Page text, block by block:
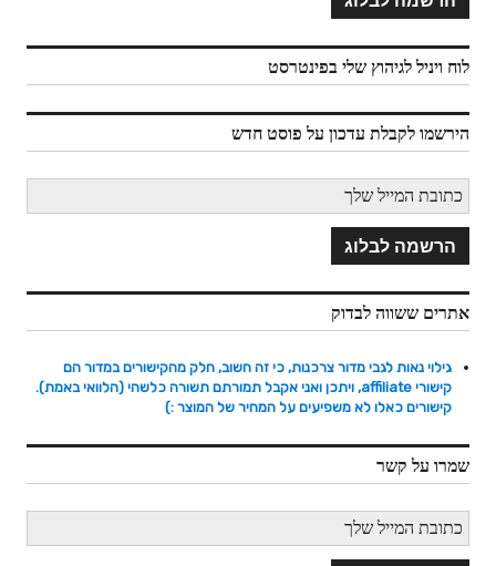
לוח ויניל לגיהוץ שלי בפינטרסט
הירשמו לקבלת עדכון על פוסט חדש
אתרים ששווה לבדוק
גילוי נאות לגבי מדור צרכנות, כי זה חשוב, חלק מהקישורים במדור הם
קישורי affiliate, ויתכן ואני אקבל תמורתם תשורה כלשהי (הלוואי באמת).
קישורים כאלו לא משפיעים על המחיר של המוצר :)
שמרו על קשר